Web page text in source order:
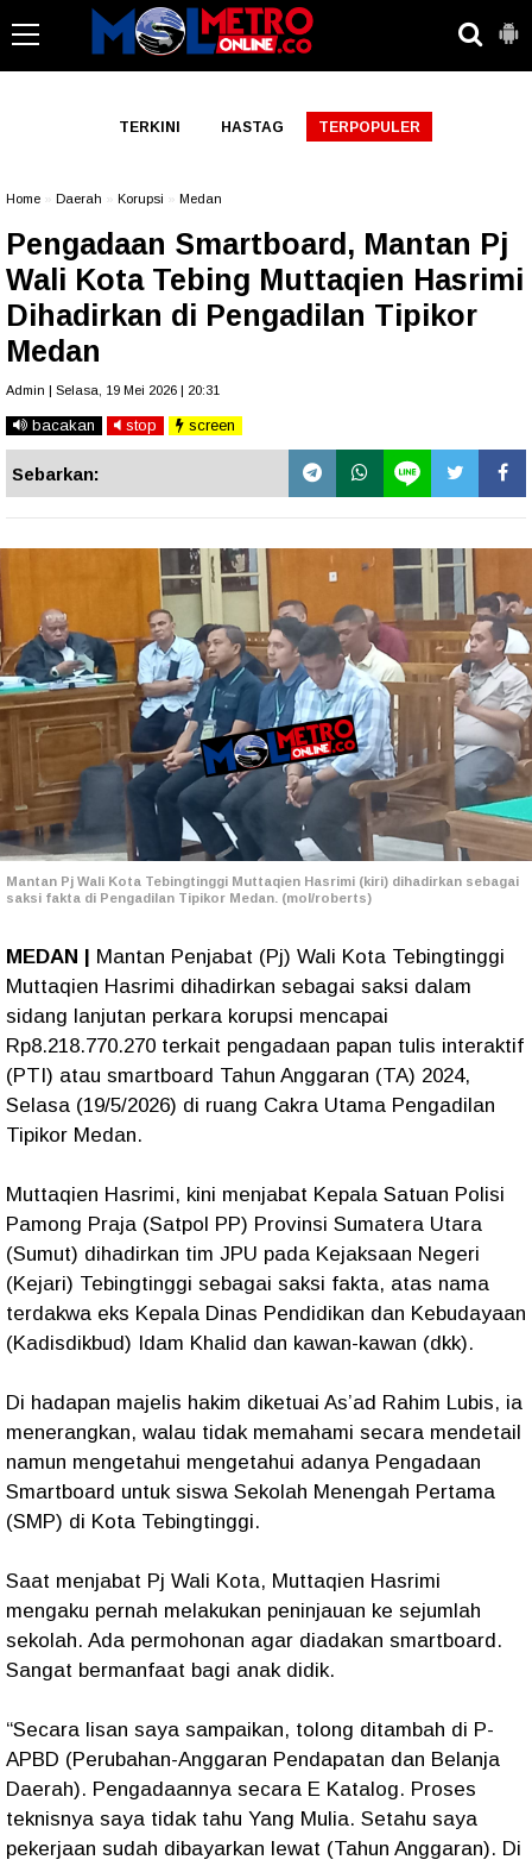
TERKINI HASTAG TERPOPULER
Home Daerah Korupsi Medan
Pengadaan Smartboard, Mantan Pj
Wali Kota Tebing Muttaqien Hasrimi
Dihadirkan di Pengadilan Tipikor
Medan
Admin | Selasa, 19 Mei 2026 | 20:31
bacakan stop screen
Sebarkan:
Mantan Pj Wali Kota Tebingtinggi Muttaqien Hasrimi (kiri) dihadirkan sebagai
saksi fakta di Pengadilan Tipikor Medan. (mol/roberts)
MEDAN | Mantan Penjabat (Pj) Wali Kota Tebingtinggi
Muttaqien Hasrimi dihadirkan sebagai saksi dalam
sidang lanjutan perkara korupsi mencapai
Rp8.218.770.270 terkait pengadaan papan tulis interaktif
(PTI) atau smartboard Tahun Anggaran (TA) 2024,
Selasa (19/5/2026) di ruang Cakra Utama Pengadilan
Tipikor Medan.
Muttaqien Hasrimi, kini menjabat Kepala Satuan Polisi
Pamong Praja (Satpol PP) Provinsi Sumatera Utara
(Sumut) dihadirkan tim JPU pada Kejaksaan Negeri
(Kejari) Tebingtinggi sebagai saksi fakta, atas nama
terdakwa eks Kepala Dinas Pendidikan dan Kebudayaan
(Kadisdikbud) Idam Khalid dan kawan-kawan (dkk).
Di hadapan majelis hakim diketuai As’ad Rahim Lubis, ia
menerangkan, walau tidak memahami secara mendetail
namun mengetahui mengetahui adanya Pengadaan
Smartboard untuk siswa Sekolah Menengah Pertama
(SMP) di Kota Tebingtinggi.
Saat menjabat Pj Wali Kota, Muttaqien Hasrimi
mengaku pernah melakukan peninjauan ke sejumlah
sekolah. Ada permohonan agar diadakan smartboard.
Sangat bermanfaat bagi anak didik.
“Secara lisan saya sampaikan, tolong ditambah di P-
APBD (Perubahan-Anggaran Pendapatan dan Belanja
Daerah). Pengadaannya secara E Katalog. Proses
teknisnya saya tidak tahu Yang Mulia. Setahu saya
pekerjaan sudah dibayarkan lewat (Tahun Anggaran). Di